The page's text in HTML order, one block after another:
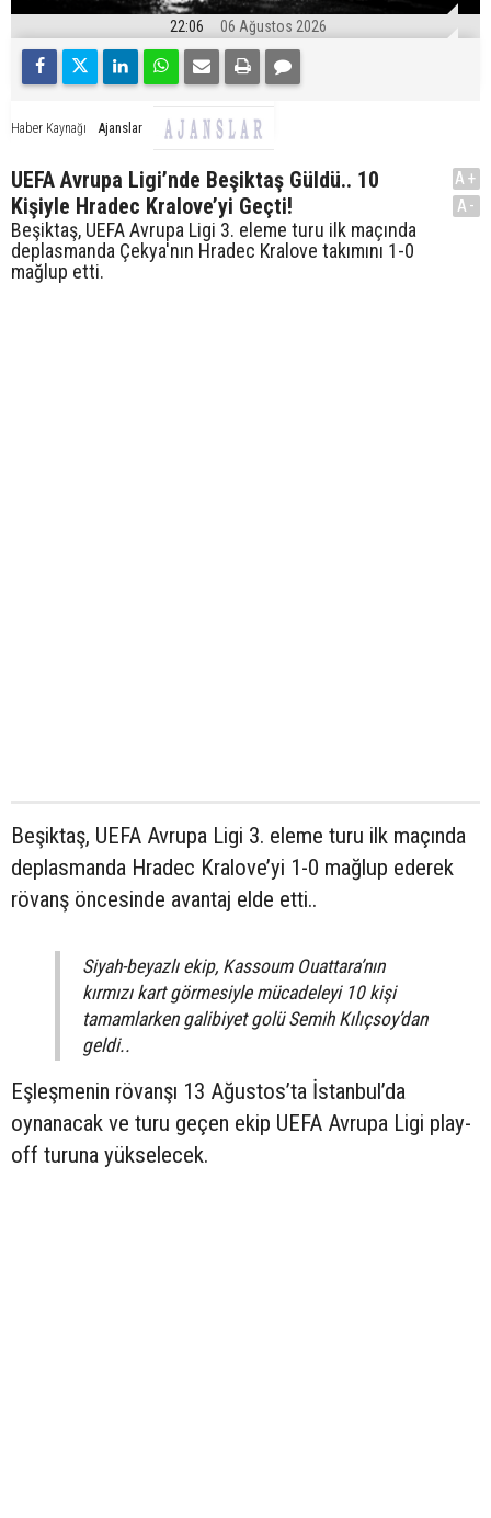
22:06 06 Ağustos 2026
Haber Kaynağı Ajanslar
UEFA Avrupa Ligi’nde Beşiktaş Güldü.. 10
Kişiyle Hradec Kralove’yi Geçti!
Beşiktaş, UEFA Avrupa Ligi 3. eleme turu ilk maçında
deplasmanda Çekya'nın Hradec Kralove takımını 1-0
mağlup etti.
A+
A-
Beşiktaş, UEFA Avrupa Ligi 3. eleme turu ilk maçında
deplasmanda Hradec Kralove’yi 1-0 mağlup ederek
rövanş öncesinde avantaj elde etti..
Siyah-beyazlı ekip, Kassoum Ouattara’nın
kırmızı kart görmesiyle mücadeleyi 10 kişi
tamamlarken galibiyet golü Semih Kılıçsoy’dan
geldi..
Eşleşmenin rövanşı 13 Ağustos’ta İstanbul’da
oynanacak ve turu geçen ekip UEFA Avrupa Ligi play-
off turuna yükselecek.